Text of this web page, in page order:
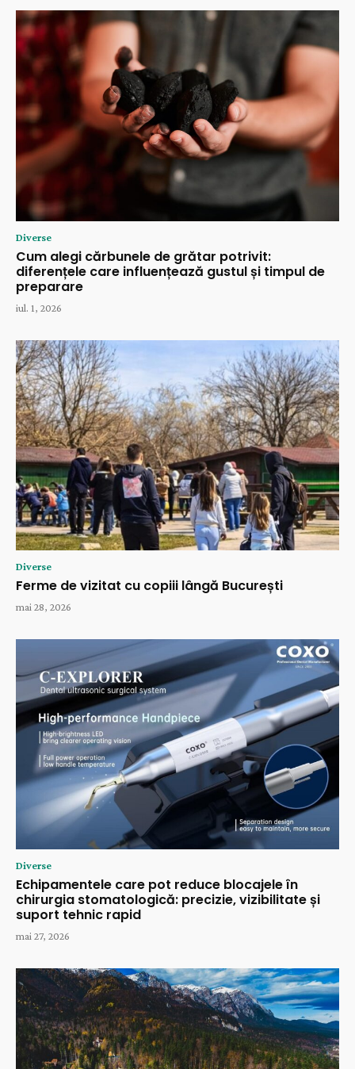
Diverse
Cum alegi cărbunele de grătar potrivit:
diferențele care influențează gustul și timpul de
preparare
iul. 1, 2026
Diverse
Ferme de vizitat cu copiii lângă București
mai 28, 2026
Diverse
Echipamentele care pot reduce blocajele în
chirurgia stomatologică: precizie, vizibilitate și
suport tehnic rapid
mai 27, 2026